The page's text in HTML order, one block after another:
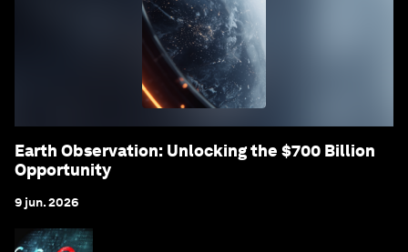
Earth Observation: Unlocking the $700 Billion
Opportunity
9 jun. 2026